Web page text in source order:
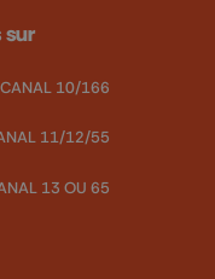
sur
CANAL 10/166
11/12/55
13 OU 65